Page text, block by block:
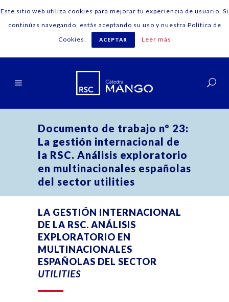
Español
Documento de trabajo nº 23:
La gestión internacional de
la RSC. Análisis exploratorio
en multinacionales españolas
del sector utilities
LA GESTIÓN INTERNACIONAL
DE LA RSC. ANÁLISIS
EXPLORATORIO EN
MULTINACIONALES
ESPAÑOLAS DEL SECTOR
UTILITIES
Este sitio web utiliza cookies para mejorar tu experiencia de usuario. Si
continúas navegando, estás aceptando su uso y nuestra Política de
Cookies.
ACEPTAR Leer más